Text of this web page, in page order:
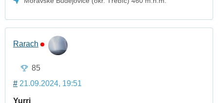
Rarach
85
# 21.09.2024, 19:51
Yurri